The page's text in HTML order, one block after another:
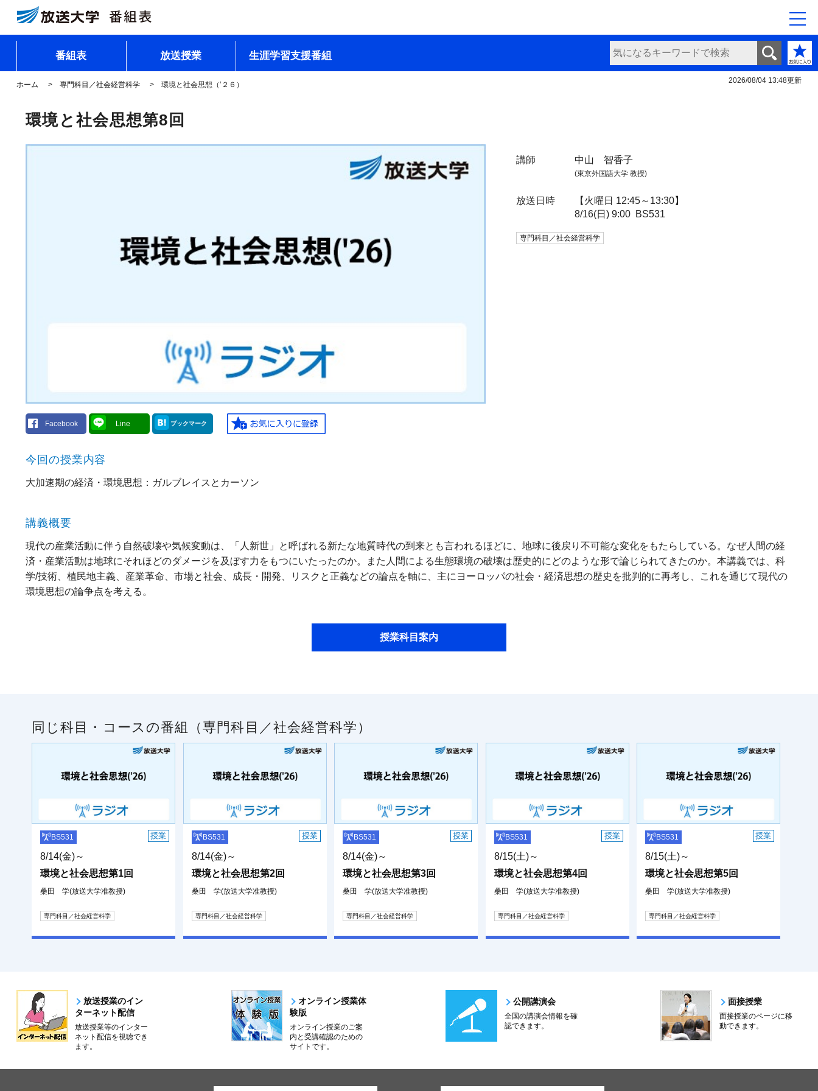
番組表 放送授業 生涯学習支援番組
2026/08/04 13:48更新
ホーム 専門科目／社会経営科学 環境と社会思想（’２６）
環境と社会思想第8回
講師 中山 智香子
(東京外国語大学 教授)
放送日時
【火曜日 12:45～13:30】
8/16(日) 9:00 BS531
専門科目／社会経営科学
Facebook Line ブックマーク
今回の授業内容
大加速期の経済・環境思想：ガルブレイスとカーソン
講義概要
現代の産業活動に伴う自然破壊や気候変動は、「人新世」と呼ばれる新たな地質時代の到来とも言われるほどに、地球に後戻り不可能な変化をもたらしている。なぜ人間の経
済・産業活動は地球にそれほどのダメージを及ぼす力をもつにいたったのか。また人間による生態環境の破壊は歴史的にどのような形で論じられてきたのか。本講義では、科
学/技術、植民地主義、産業革命、市場と社会、成長・開発、リスクと正義などの論点を軸に、主にヨーロッパの社会・経済思想の歴史を批判的に再考し、これを通じて現代の
環境思想の論争点を考える。
授業科目案内
同じ科目・コースの番組（専門科目／社会経営科学）
BS531 授業
8/14(金)～
環境と社会思想第1回
桑田 学(放送大学准教授)
専門科目／社会経営科学
BS531 授業
8/14(金)～
環境と社会思想第2回
桑田 学(放送大学准教授)
専門科目／社会経営科学
BS531 授業
8/14(金)～
環境と社会思想第3回
桑田 学(放送大学准教授)
専門科目／社会経営科学
BS531 授業
8/15(土)～
環境と社会思想第4回
桑田 学(放送大学准教授)
専門科目／社会経営科学
BS531 授業
8/15(土)～
環境と社会思想第5回
桑田 学(放送大学准教授)
専門科目／社会経営科学
放送授業のイン
ターネット配信
放送授業等のインター
ネット配信を視聴でき
ます。
オンライン授業体
験版
オンライン授業のご案
内と受講確認のための
サイトです。
公開講演会
全国の講演会情報を確
認できます。
面接授業
面接授業のページに移
動できます。